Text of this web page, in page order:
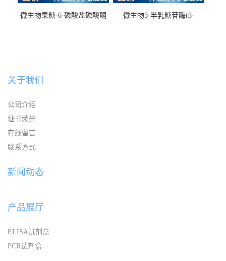
微生物果糖-6-磷酸盐磷酸酮
微生物β-半乳糖苷酶(β-
关于我们
公司介绍
证书荣誉
在线留言
联系方式
新闻动态
产品展厅
ELISA试剂盒
PCR试剂盒